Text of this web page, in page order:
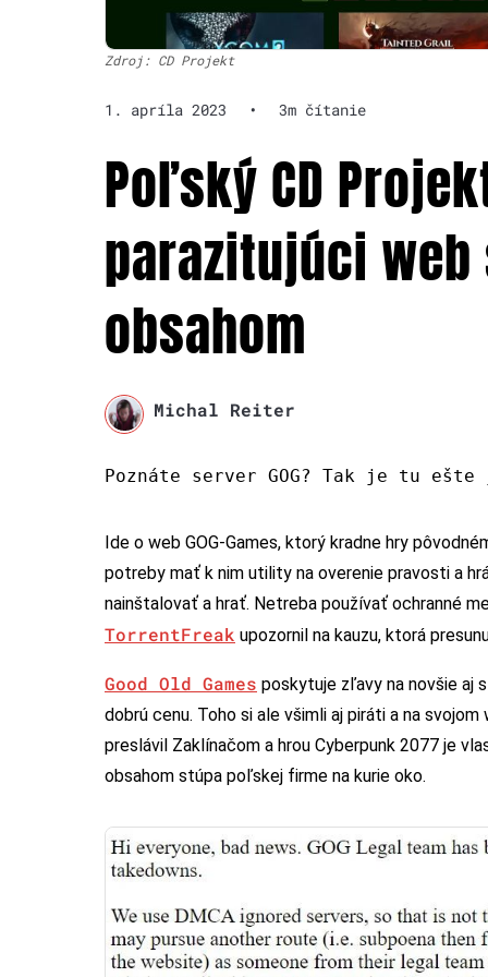
Zdroj: CD Projekt
1. apríla 2023 • 3m čítanie
Poľský CD
parazitujúci
obsahom
Michal Reiter
Poznáte server GOG? Tak je tu
Ide o web GOG-Games, ktorý kradne hry
potreby mať k nim utility na overenie pravosti a
nainštalovať a hrať. Netreba používať ochranné
TorrentFreak upozornil na kauzu, ktorá
Good Old Games poskytuje zľavy na novšie aj
dobrú cenu. Toho si ale všimli aj piráti a na
preslávil Zaklínačom a hrou Cyberpunk 2077 je
obsahom stúpa poľskej firme na kurie oko.